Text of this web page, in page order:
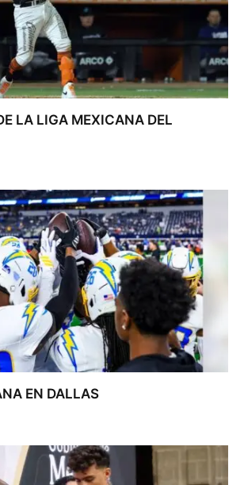
LA LIGA MEXICANA DEL
EN DALLAS